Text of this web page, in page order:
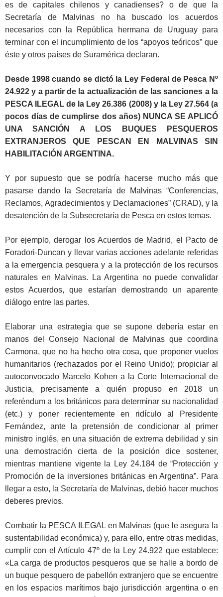
es de capitales chilenos y canadienses? o de que la
Secretaría de Malvinas no ha buscado los acuerdos
necesarios con la República hermana de Uruguay para
terminar con el incumplimiento de los “apoyos teóricos” que
éste y otros países de Suramérica declaran.
Desde 1998 cuando se dictó la Ley Federal de Pesca Nº
24.922 y a partir de la actualización de las sanciones a la
PESCA ILEGAL de la Ley 26.386 (2008) y la Ley 27.564 (a
pocos días de cumplirse dos años) NUNCA SE APLICÓ
UNA SANCIÓN A LOS BUQUES PESQUEROS
EXTRANJEROS QUE PESCAN EN MALVINAS SIN
HABILITACIÓN ARGENTINA.
Y por supuesto que se podría hacerse mucho más que
pasarse dando la Secretaría de Malvinas “Conferencias,
Reclamos, Agradecimientos y Declamaciones” (CRAD), y la
desatención de la Subsecretaría de Pesca en estos temas.
Por ejemplo, derogar los Acuerdos de Madrid, el Pacto de
Foradori-Duncan y llevar varias acciones adelante referidas
a la emergencia pesquera y a la protección de los recursos
naturales en Malvinas. La Argentina no puede convalidar
estos Acuerdos, que estarían demostrando un aparente
diálogo entre las partes.
Elaborar una estrategia que se supone debería estar en
manos del Consejo Nacional de Malvinas que coordina
Carmona, que no ha hecho otra cosa, que proponer vuelos
humanitarios (rechazados por el Reino Unido); propiciar al
autoconvocado Marcelo Kohen a la Corte Internacional de
Justicia, precisamente a quién propuso en 2018 un
referéndum a los británicos para determinar su nacionalidad
(etc.) y poner recientemente en ridículo al Presidente
Fernández, ante la pretensión de condicionar al primer
ministro inglés, en una situación de extrema debilidad y sin
una demostración cierta de la posición dice sostener,
mientras mantiene vigente la Ley 24.184 de “Protección y
Promoción de la inversiones británicas en Argentina”. Para
llegar a esto, la Secretaría de Malvinas, debió hacer muchos
deberes previos.
Combatir la PESCA ILEGAL en Malvinas (que le asegura la
sustentabilidad económica) y, para ello, entre otras medidas,
cumplir con el Artículo 47º de la Ley 24.922 que establece:
«La carga de productos pesqueros que se halle a bordo de
un buque pesquero de pabellón extranjero que se encuentre
en los espacios marítimos bajo jurisdicción argentina o en